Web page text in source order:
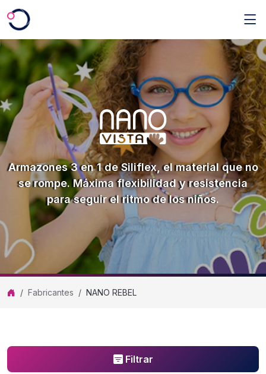
Saltar al contenido principal
Armazones 3 en 1 de Siliflex, el material que no
se rompe.Máxima flexibilidad y resistencia
para seguir el ritmo de los niños.
Fabricantes NANO REBEL
Filtrar